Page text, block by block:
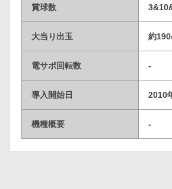
賞球数
大当り出玉 約
電サポ回転数 -
導入開始日 2010
機種概要 -